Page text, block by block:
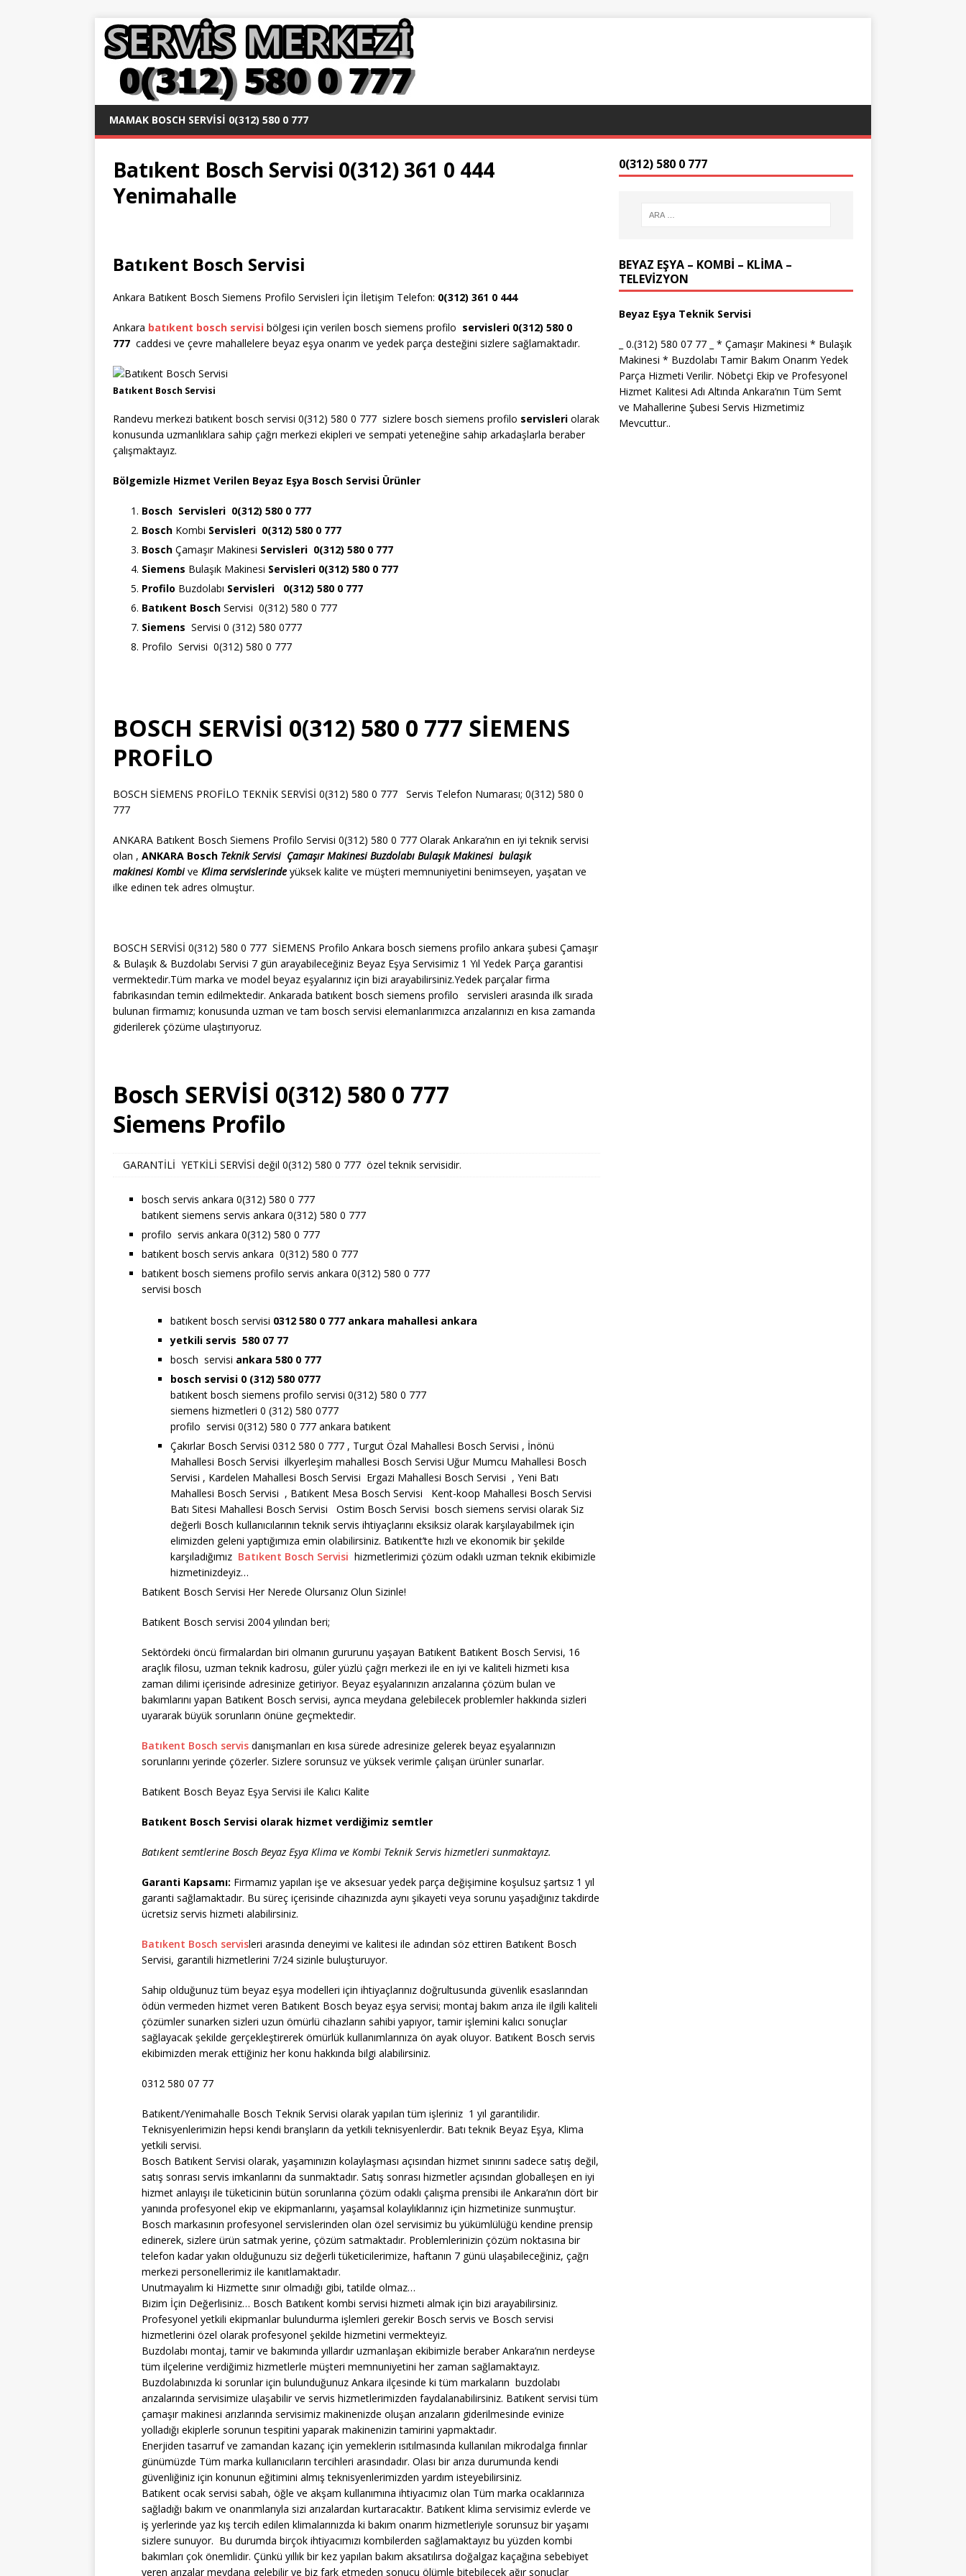
MAMAK BOSCH SERVISI 0(312) 580 0 777
Batıkent Bosch Servisi 0(312) 361 0 444
Yenimahalle
Batıkent Bosch Servisi
Ankara Batıkent Bosch Siemens Profilo Servisleri İçin İletişim Telefon: 0(312) 361 0 444
Ankara batıkent bosch servisi bölgesi için verilen bosch siemens profilo servisleri 0(312) 580 0
777 caddesi ve çevre mahallelere beyaz eşya onarım ve yedek parça desteğini sizlere sağlamaktadır.
Batıkent Bosch Servisi
Randevu merkezi batıkent bosch servisi 0(312) 580 0 777 sizlere bosch siemens profilo servisleri olarak
konusunda uzmanlıklara sahip çağrı merkezi ekipleri ve sempati yeteneğine sahip arkadaşlarla beraber
çalışmaktayız.
Bölgemizle Hizmet Verilen Beyaz Eşya Bosch Servisi Ürünler
Bosch Servisleri 0(312) 580 0 777
Bosch Kombi Servisleri 0(312) 580 0 777
Bosch Çamaşır Makinesi Servisleri 0(312) 580 0 777
Siemens Bulaşık Makinesi Servisleri 0(312) 580 0 777
Profilo Buzdolabı Servisleri 0(312) 580 0 777
Batıkent Bosch Servisi 0(312) 580 0 777
Siemens Servisi 0 (312) 580 0777
Profilo Servisi 0(312) 580 0 777
BOSCH SERVİSİ 0(312) 580 0 777 SİEMENS
PROFİLO
BOSCH SİEMENS PROFİLO TEKNİK SERVİSİ 0(312) 580 0 777 Servis Telefon Numarası; 0(312) 580 0
777
ANKARA Batıkent Bosch Siemens Profilo Servisi 0(312) 580 0 777 Olarak Ankara’nın en iyi teknik servisi
olan , ANKARA Bosch Teknik Servisi Çamaşır MakinesiBuzdolabı Bulaşık Makinesi bulaşık
makinesiKombive Klima servislerinde yüksek kalite ve müşteri memnuniyetini benimseyen, yaşatan ve
ilke edinen tek adres olmuştur.
BOSCH SERVİSİ 0(312) 580 0 777 SİEMENS Profilo Ankara bosch siemens profilo ankara şubesi Çamaşır
& Bulaşık & Buzdolabı Servisi 7 gün arayabileceğiniz Beyaz Eşya Servisimiz 1 Yıl Yedek Parça garantisi
vermektedir.Tüm marka ve model beyaz eşyalarınız için bizi arayabilirsiniz.Yedek parçalar firma
fabrikasından temin edilmektedir. Ankarada batıkent bosch siemens profilo servisleri arasında ilk sırada
bulunan firmamız; konusunda uzman ve tam bosch servisi elemanlarımızca arızalarınızı en kısa zamanda
giderilerek çözüme ulaştırıyoruz.
Bosch SERVİSİ 0(312) 580 0 777
Siemens Profilo
GARANTİLİ YETKİLİ SERVİSİ değil 0(312) 580 0 777 özel teknik servisidir.
bosch servis ankara 0(312) 580 0 777
batıkent siemens servis ankara 0(312) 580 0 777
profilo servis ankara 0(312) 580 0 777
batıkent bosch servis ankara 0(312) 580 0 777
batıkent bosch siemens profilo servis ankara 0(312) 580 0 777
servisi bosch
batıkent bosch servisi 0312 580 0 777 ankara mahallesi ankara
yetkili servis 580 07 77
bosch servisi ankara 580 0 777
bosch servisi 0 (312) 580 0777
batıkent bosch siemens profilo servisi 0(312) 580 0 777
siemens hizmetleri 0 (312) 580 0777
profilo servisi 0(312) 580 0 777 ankara batıkent
Çakırlar Bosch Servisi 0312 580 0 777 , Turgut Özal Mahallesi Bosch Servisi , İnönü
Mahallesi Bosch Servisi ilkyerleşim mahallesi Bosch Servisi Uğur Mumcu Mahallesi Bosch
Servisi , Kardelen Mahallesi Bosch Servisi Ergazi Mahallesi Bosch Servisi , Yeni Batı
Mahallesi Bosch Servisi , Batıkent Mesa Bosch Servisi Kent-koop Mahallesi Bosch Servisi
Batı Sitesi Mahallesi Bosch Servisi Ostim Bosch Servisi bosch siemens servisi olarak Siz
değerli Bosch kullanıcılarının teknik servis ihtiyaçlarını eksiksiz olarak karşılayabilmek için
elimizden geleni yaptığımıza emin olabilirsiniz. Batıkent’te hızlı ve ekonomik bir şekilde
karşıladığımız Batıkent Bosch Servisi hizmetlerimizi çözüm odaklı uzman teknik ekibimizle
hizmetinizdeyiz…
Batıkent Bosch Servisi Her Nerede Olursanız Olun Sizinle!
Batıkent Bosch servisi 2004 yılından beri;
Sektördeki öncü firmalardan biri olmanın gururunu yaşayan Batıkent Batıkent Bosch Servisi, 16
araçlık filosu, uzman teknik kadrosu, güler yüzlü çağrı merkezi ile en iyi ve kaliteli hizmeti kısa
zaman dilimi içerisinde adresinize getiriyor. Beyaz eşyalarınızın arızalarına çözüm bulan ve
bakımlarını yapan Batıkent Bosch servisi, ayrıca meydana gelebilecek problemler hakkında sizleri
uyararak büyük sorunların önüne geçmektedir.
Batıkent Bosch servis danışmanları en kısa sürede adresinize gelerek beyaz eşyalarınızın
sorunlarını yerinde çözerler. Sizlere sorunsuz ve yüksek verimle çalışan ürünler sunarlar.
Batıkent Bosch Beyaz Eşya Servisi ile Kalıcı Kalite
Batıkent Bosch Servisi olarak hizmet verdiğimiz semtler
Batıkent semtlerine Bosch Beyaz Eşya Klima ve Kombi Teknik Servis hizmetleri sunmaktayız.
Garanti Kapsamı: Firmamız yapılan işe ve aksesuar yedek parça değişimine koşulsuz şartsız 1 yıl
garanti sağlamaktadır. Bu süreç içerisinde cihazınızda aynı şikayeti veya sorunu yaşadığınız takdirde
ücretsiz servis hizmeti alabilirsiniz.
Batıkent Bosch servisleri arasında deneyimi ve kalitesi ile adından söz ettiren Batıkent Bosch
Servisi, garantili hizmetlerini 7/24 sizinle buluşturuyor.
Sahip olduğunuz tüm beyaz eşya modelleri için ihtiyaçlarınız doğrultusunda güvenlik esaslarından
ödün vermeden hizmet veren Batıkent Bosch beyaz eşya servisi; montaj bakım arıza ile ilgili kaliteli
çözümler sunarken sizleri uzun ömürlü cihazların sahibi yapıyor, tamir işlemini kalıcı sonuçlar
sağlayacak şekilde gerçekleştirerek ömürlük kullanımlarınıza ön ayak oluyor. Batıkent Bosch servis
ekibimizden merak ettiğiniz her konu hakkında bilgi alabilirsiniz.
0312 580 07 77
Batıkent/Yenimahalle Bosch Teknik Servisi olarak yapılan tüm işleriniz 1 yıl garantilidir.
Teknisyenlerimizin hepsi kendi branşların da yetkili teknisyenlerdir. Batı teknik Beyaz Eşya, Klima
yetkili servisi.
Bosch Batıkent Servisi olarak, yaşamınızın kolaylaşması açısından hizmet sınırını sadece satış değil,
satış sonrası servis imkanlarını da sunmaktadır. Satış sonrası hizmetler açısından globalleşen en iyi
hizmet anlayışı ile tüketicinin bütün sorunlarına çözüm odaklı çalışma prensibi ile Ankara’nın dört bir
yanında profesyonel ekip ve ekipmanlarını, yaşamsal kolaylıklarınız için hizmetinize sunmuştur.
Bosch markasının profesyonel servislerinden olan özel servisimiz bu yükümlülüğü kendine prensip
edinerek, sizlere ürün satmak yerine, çözüm satmaktadır. Problemlerinizin çözüm noktasına bir
telefon kadar yakın olduğunuzu siz değerli tüketicilerimize, haftanın 7 günü ulaşabileceğiniz, çağrı
merkezi personellerimiz ile kanıtlamaktadır.
Unutmayalım ki Hizmette sınır olmadığı gibi, tatilde olmaz…
Bizim İçin Değerlisiniz… Bosch Batıkent kombi servisi hizmeti almak için bizi arayabilirsiniz.
Profesyonel yetkili ekipmanlar bulundurma işlemleri gerekir Bosch servis ve Bosch servisi
hizmetlerini özel olarak profesyonel şekilde hizmetini vermekteyiz.
Buzdolabı montaj, tamir ve bakımında yıllardır uzmanlaşan ekibimizle beraber Ankara’nın nerdeyse
tüm ilçelerine verdiğimiz hizmetlerle müşteri memnuniyetini her zaman sağlamaktayız.
Buzdolabınızda ki sorunlar için bulunduğunuz Ankara ilçesinde ki tüm markaların buzdolabı
arızalarında servisimize ulaşabilir ve servis hizmetlerimizden faydalanabilirsiniz. Batıkent servisi tüm
çamaşır makinesi arızlarında servisimiz makinenizde oluşan arızaların giderilmesinde evinize
yolladığı ekiplerle sorunun tespitini yaparak makinenizin tamirini yapmaktadır.
Enerjiden tasarruf ve zamandan kazanç için yemeklerin ısıtılmasında kullanılan mikrodalga fırınlar
günümüzde Tüm marka kullanıcıların tercihleri arasındadır. Olası bir arıza durumunda kendi
güvenliğiniz için konunun eğitimini almış teknisyenlerimizden yardım isteyebilirsiniz.
Batıkent ocak servisi sabah, öğle ve akşam kullanımına ihtiyacımız olan Tüm marka ocaklarınıza
sağladığı bakım ve onarımlarıyla sizi arızalardan kurtaracaktır. Batıkent klima servisimiz evlerde ve
iş yerlerinde yaz kış tercih edilen klimalarınızda ki bakım onarım hizmetleriyle sorunsuz bir yaşamı
sizlere sunuyor. Bu durumda birçok ihtiyacımızı kombilerden sağlamaktayız bu yüzden kombi
bakımları çok önemlidir. Çünkü yıllık bir kez yapılan bakım aksatılırsa doğalgaz kaçağına sebebiyet
veren arızalar meydana gelebilir ve biz fark etmeden sonucu ölümle bitebilecek ağır sonuçlar
0(312) 580 0 777
BEYAZ EŞYA – KOMBİ – KLİMA –
TELEVİZYON
Beyaz Eşya Teknik Servisi
_ 0.(312) 580 07 77 _ * Çamaşır Makinesi * Bulaşık
Makinesi * Buzdolabı Tamir Bakım Onarım Yedek
Parça Hizmeti Verilir. Nöbetçi Ekip ve Profesyonel
Hizmet Kalitesi Adı Altında Ankara’nın Tüm Semt
ve Mahallerine Şubesi Servis Hizmetimiz
Mevcuttur..